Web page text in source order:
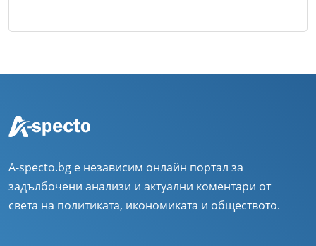
A-specto.bg е независим онлайн портал за
задълбочени анализи и актуални коментари от
света на политиката, икономиката и обществото.